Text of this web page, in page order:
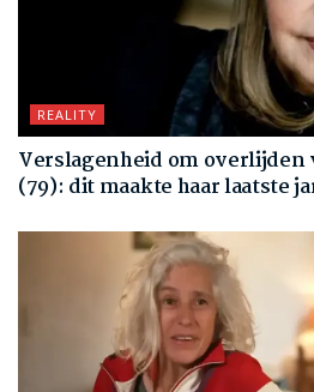
REALITY
Verslagenheid om overlijden
(79): dit maakte haar laatste